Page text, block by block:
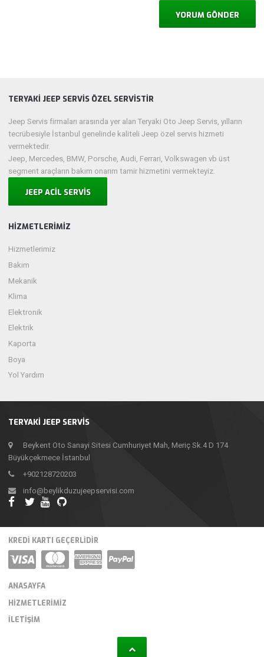
TERYAKİ JEEP SERVİS
Beykent Oto Sanayi Sitesi Cumhuriyet Mah, Meriç Sk.4 D 174
Büyükçekmece İstanbul
+902128720203
info@beylikduzujeepservisi.com
TERYAKİ JEEP SERVİS ÖZEL SERVİSTİR
Jeep Servis firmaları arasında yer alan Teryaki Oto Jeep Servis, yılların
tecrübesiyle İstanbul genelinde kaliteli Jeep özel servis hizmeti
vermektedir.
Jeep, Mercedes, BMW, Porsche, Audi, Ferrari, Volkswagen vb üst
segment araçların bakım onarım tamir hizmetini vermekteyiz.
JEEP ACİL SERVİS
HIZMETLERIMIZ
Hizmetlerimiz
Bakım
Mekanik
Klima
Elektronik
Elektrik
Kaporta
Boya
Yol Yardım
KREDI KARTI GEÇERLIDIR
ANASAYFA
HIZMETLERIMIZ
İLETIŞIM